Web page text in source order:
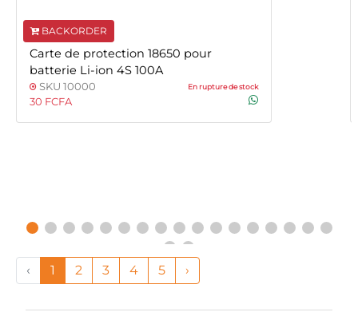
BACKORDER
Carte de protection 18650 pour
batterie Li-ion 4S 100A
SKU 10000 En rupture de stock
30 FCFA
‹ 1 2 3 4 5 ›